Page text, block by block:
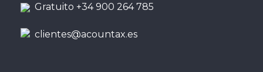
Gratuito +34 900 264 785
clientes@acountax.es